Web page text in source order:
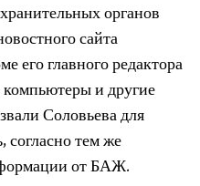
органов
сайта
его главного редактора
и другие
Соловьева для
тем же
от БАЖ.